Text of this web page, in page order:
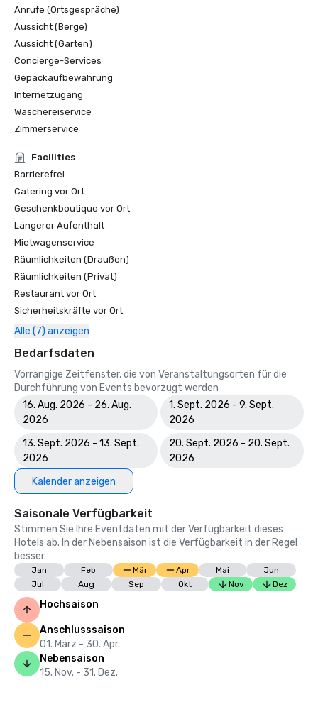
Anrufe (Ortsgespräche)
Aussicht (Berge)
Aussicht (Garten)
Concierge-Services
Gepäckaufbewahrung
Internetzugang
Wäschereiservice
Zimmerservice
Facilities
Barrierefrei
Catering vor Ort
Geschenkboutique vor Ort
Längerer Aufenthalt
Mietwagenservice
Räumlichkeiten (Draußen)
Räumlichkeiten (Privat)
Restaurant vor Ort
Sicherheitskräfte vor Ort
Alle (7) anzeigen
Bedarfsdaten
Vorrangige Zeitfenster, die von Veranstaltungsorten für die
Durchführung von Events bevorzugt werden
16. Aug. 2026 - 26. Aug.
2026
1. Sept. 2026 - 9. Sept.
2026
13. Sept. 2026 - 13. Sept.
2026
20. Sept. 2026 - 20. Sept.
2026
Kalender anzeigen
Saisonale Verfügbarkeit
Stimmen Sie Ihre Eventdaten mit der Verfügbarkeit dieses
Hotels ab. In der Nebensaison ist die Verfügbarkeit in der Regel
besser.
Jan Feb Mär Apr Mai
Jun
Jul
Aug Sep Okt Nov Dez
Hochsaison
Anschlusssaison
01. März - 30. Apr.
Nebensaison
15. Nov. - 31. Dez.